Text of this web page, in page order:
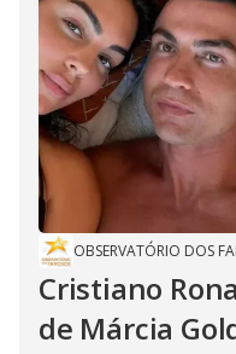
OBSERVATÓRIO DOS
Cristiano
de Márcia